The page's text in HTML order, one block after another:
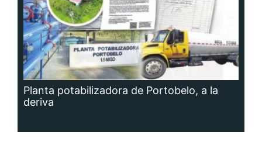
Planta potabilizadora de Portobelo, a la
deriva